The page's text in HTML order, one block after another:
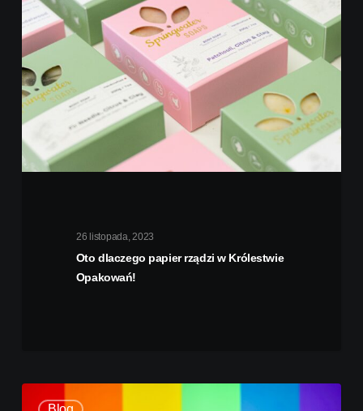
26 listopada, 2023
Oto dlaczego papier rządzi w Królestwie
Opakowań!